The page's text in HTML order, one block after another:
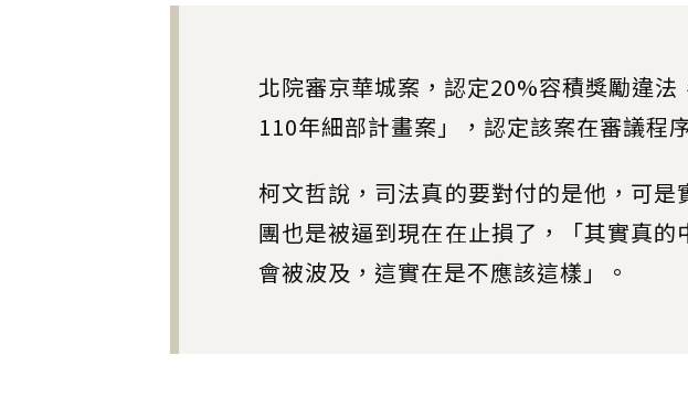
北院審京華城案，認定20%容積獎勵違
110年細部計畫案」，認定該案在審議程
柯文哲說，司法真的要對付的是他，可是
團也是被逼到現在在止損了，「其實真
會被波及，這實在是不應該這樣」。